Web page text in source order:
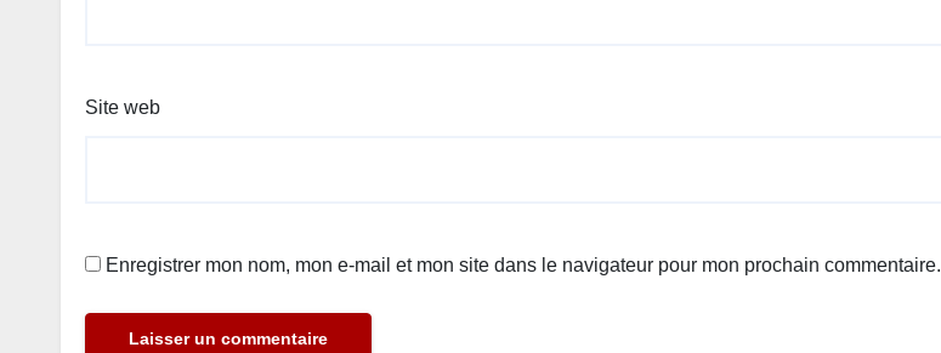
Site web
Enregistrer mon nom, mon e-mail et mon site dans le navigateur pour mon prochain commentaire.